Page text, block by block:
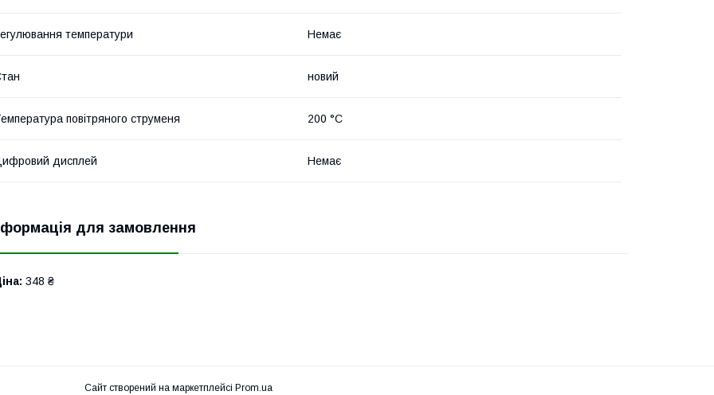
температури Немає
новий
повітряного струменя 200 °C
дисплей Немає
для замовлення
348 ₴
Сайт створений на маркетплейсі Prom.ua